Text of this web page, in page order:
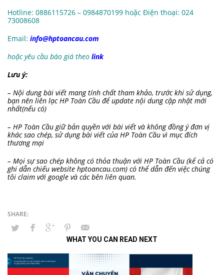
Hotline: 0886115726 – 0984870199 hoặc Điện thoại: 024
73008608
Email: info@hptoancau.com
hoặc yêu cầu báo giá theo link
Lưu ý:
– Nội dung bài viết mang tính chất tham khảo, trước khi sử dụng,
bạn nên liên lạc HP Toàn Cầu để update nội dung cập nhật mới
nhất(nếu có)
– HP Toàn Cầu giữ bản quyền với bài viết và không đồng ý đơn vị
khác sao chép, sử dụng bài viết của HP Toàn Cầu vì mục đích
thương mại
– Mọi sự sao chép không có thỏa thuận với HP Toàn Cầu (kể cả có
ghi dẫn chiếu website hptoancau.com) có thể dẫn đến việc chúng
tôi claim với google và các bên liên quan.
WHAT YOU CAN READ NEXT